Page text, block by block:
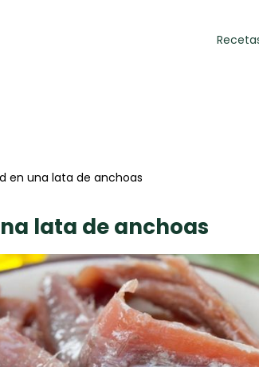
Toast de trucha
curada y queso
casero
30 min
en una lata de anchoas
lata de anchoas